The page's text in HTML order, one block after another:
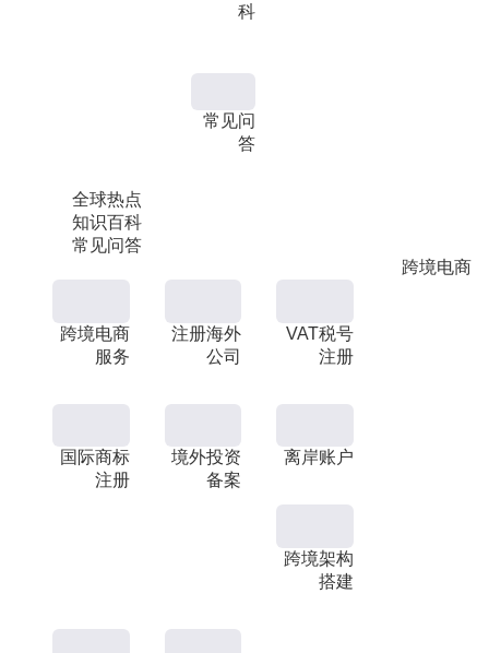
全球热点
知识百科
常见问答
科
常见问
答
跨境电商
跨境电商
服务
注册海外
公司
VAT税号
注册
国际商标
注册
境外投资
备案
离岸账户
跨境架构
搭建